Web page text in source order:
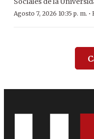
Agosto 7, 2026 10:35 p. m. ·